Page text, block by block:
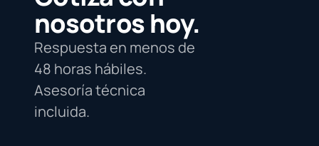
nosotros hoy.
Respuesta en menos de
48 horas hábiles.
Asesoría técnica
incluida.